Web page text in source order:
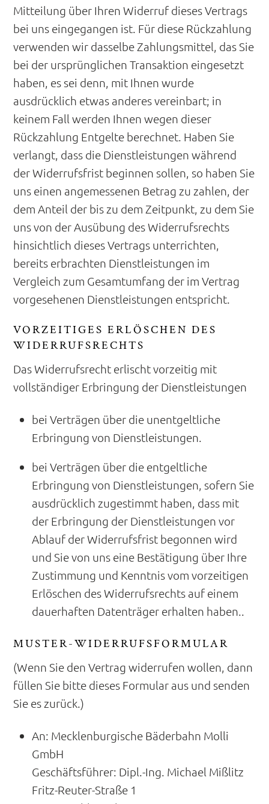
Mitteilung über Ihren Widerruf dieses Vertrags
bei uns eingegangen ist. Für diese Rückzahlung
verwenden wir dasselbe Zahlungsmittel, das Sie
bei der ursprünglichen Transaktion eingesetzt
haben, es sei denn, mit Ihnen wurde
ausdrücklich etwas anderes vereinbart; in
keinem Fall werden Ihnen wegen dieser
Rückzahlung Entgelte berechnet. Haben Sie
verlangt, dass die Dienstleistungen während
der Widerrufsfrist beginnen sollen, so haben Sie
uns einen angemessenen Betrag zu zahlen, der
dem Anteil der bis zu dem Zeitpunkt, zu dem Sie
uns von der Ausübung des Widerrufsrechts
hinsichtlich dieses Vertrags unterrichten,
bereits erbrachten Dienstleistungen im
Vergleich zum Gesamtumfang der im Vertrag
vorgesehenen Dienstleistungen entspricht.
VORZEITIGES ERLÖSCHEN DES
WIDERRUFSRECHTS
Das Widerrufsrecht erlischt vorzeitig mit
vollständiger Erbringung der Dienstleistungen
bei Verträgen über die unentgeltliche
Erbringung von Dienstleistungen.
bei Verträgen über die entgeltliche
Erbringung von Dienstleistungen, sofern Sie
ausdrücklich zugestimmt haben, dass mit
der Erbringung der Dienstleistungen vor
Ablauf der Widerrufsfrist begonnen wird
und Sie von uns eine Bestätigung über Ihre
Zustimmung und Kenntnis vom vorzeitigen
Erlöschen des Widerrufsrechts auf einem
dauerhaften Datenträger erhalten haben..
MUSTER-WIDERRUFSFORMULAR
(Wenn Sie den Vertrag widerrufen wollen, dann
füllen Sie bitte dieses Formular aus und senden
Sie es zurück.)
An: Mecklenburgische Bäderbahn Molli
GmbH
Geschäftsführer: Dipl.-Ing. Michael Mißlitz
Fritz-Reuter-Straße 1